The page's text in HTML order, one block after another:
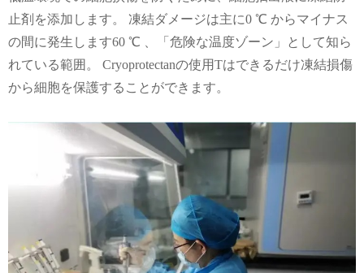
止剤を添加します。 凍結ダメージは主に0 ℃ からマイナス
の間に発生します60 ℃ 、「危険な温度ゾーン」として知ら
れている範囲。 Cryoprotectanの使用Tはできるだけ凍結損傷
から細胞を保護することができます。